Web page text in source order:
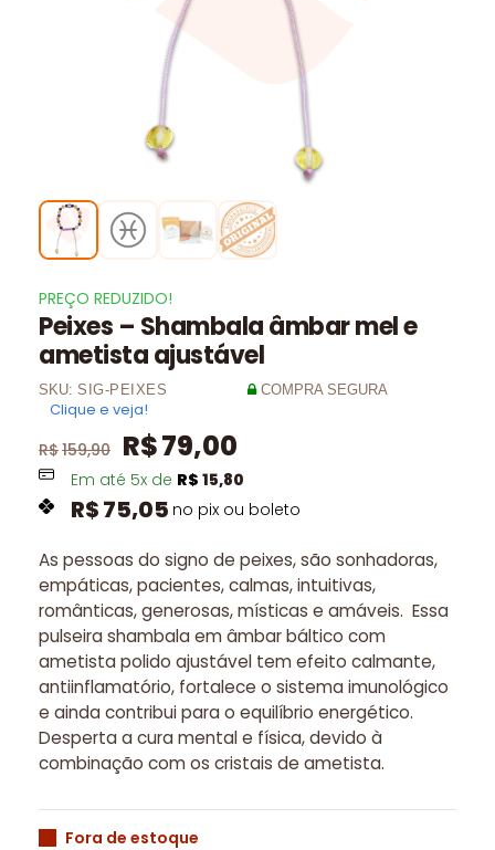
PREÇO REDUZIDO!
Peixes – Shambala âmbar mel e
ametista ajustável
SKU: SIG-PEIXES COMPRA SEGURA
Clique e veja!
R$159,90 R$79,00
Em até 5x de R$ 15,80
R$75,05 no pix ou boleto
As pessoas do signo de peixes, são sonhadoras,
empáticas, pacientes, calmas, intuitivas,
românticas, generosas, místicas e amáveis. Essa
pulseira shambala em âmbar báltico com
ametista polido ajustável tem efeito calmante,
antiinflamatório, fortalece o sistema imunológico
e ainda contribui para o equilíbrio energético.
Desperta a cura mental e física, devido à
combinação com os cristais de ametista.
Fora de estoque